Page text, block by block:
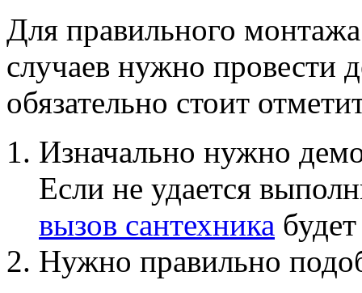
Для правильного
случаев нужно провести
обязательно стоит
Изначально нужно
Если не удается
вызов сантехника
Нужно правильно